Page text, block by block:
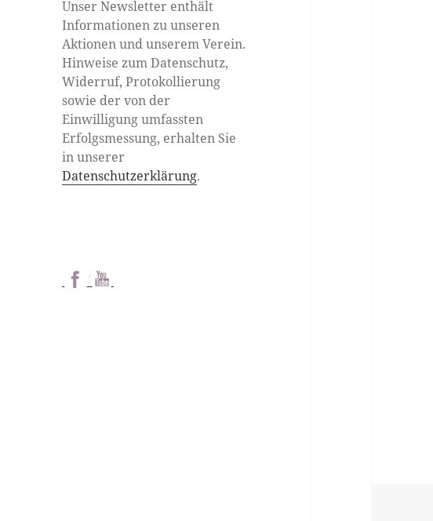
Unser Newsletter enthält
Informationen zu unseren
Aktionen und unserem Verein.
Hinweise zum Datenschutz,
Widerruf, Protokollierung
sowie der von der
Einwilligung umfassten
Erfolgsmessung, erhalten Sie
in unserer
Datenschutzerklärung.